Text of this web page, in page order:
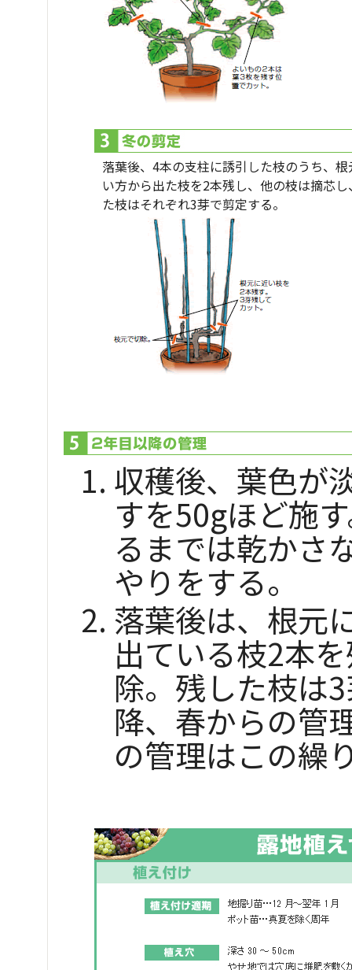
落葉後、4本の支柱に誘引した枝のうち、
い方から出た枝を2本残し、他の枝は摘芯
た枝はそれぞれ3芽で剪定する。
収穫後、葉色が
すを50gほど施
るまでは乾かさ
やりをする。
落葉後は、根元
出ている枝2本
除。残した枝は
降、春からの管
の管理はこの繰